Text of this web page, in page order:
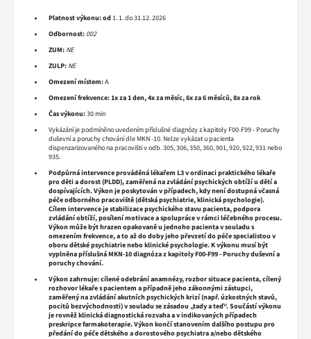
Platnost výkonu:od 1. 1. do 31.12. 2026
Odbornost: 002
ZUM: NE
ZULP: NE
Omezení místem:A
Omezení frekvence:1x za 1 den, 4x za měsíc, 6x za 6 měsíců, 8x za rok
Čas výkonu:30 min
Vykázání je podmíněno uvedením příslušné diagnózy z kapitoly F00-F99 - Poruchy
duševní a poruchy chování dle MKN -10. Nelze vykázat u pacienta
dispenzarizovaného na pracovišti v odb. 305, 306, 350, 360, 901, 920, 922, 931 nebo
935.
Podpůrná intervence prováděná lékařem L3 v ordinaci praktického lékaře
pro děti a dorost (PLDD), zaměřená na zvládání psychických obtíží u dětí a
dospívajících. Výkon je poskytován v případech, kdy není dostupná včasná
péče odborného pracoviště (dětská psychiatrie, klinická psychologie).
Cílem intervence je stabilizace psychického stavu pacienta, podpora
zvládání obtíží, posílení motivace a spolupráce v rámci léčebného procesu.
Výkon může být hrazen opakovaně u jednoho pacienta v souladu s
omezením frekvence, a to až do doby jeho převzetí do péče specialistou v
oboru dětské psychiatrie nebo klinické psychologie. K výkonu musí být
vyplněna příslušná MKN-10 diagnóza z kapitoly F00-F99 - Poruchy duševní a
poruchy chování.
Výkon zahrnuje: cílené odebrání anamnézy, rozbor situace pacienta, cílený
rozhovor lékaře s pacientem a případně jeho zákonnými zástupci,
zaměřený na zvládání akutních psychických krizí (např. úzkostných stavů,
pocitů bezvýchodnosti) v souladu se zásadou „tady a teď“. Součástí výkonu
je rovněž klinická diagnostická rozvaha a v indikovaných případech
preskripce farmakoterapie. Výkon končí stanovením dalšího postupu pro
předání do péče dětského a dorostového psychiatra a/nebo dětského